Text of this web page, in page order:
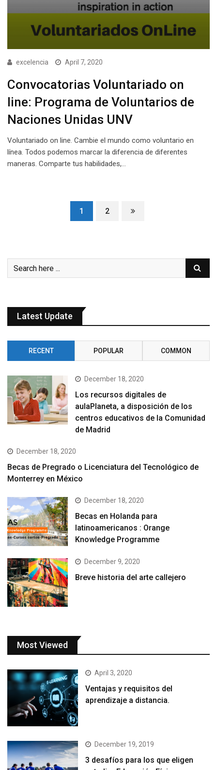
excelencia April 7, 2020
Convocatorias Voluntariado on
line: Programa de Voluntarios de
Naciones Unidas UNV
Voluntariado on line. Cambie el mundo como voluntario en
línea. Todos podemos marcar la diferencia de diferentes
maneras. Comparte tus habilidades,…
1 2
Latest Update
RECENT POPULAR COMMON
December 18, 2020
Los recursos digitales de
aulaPlaneta, a disposición de los
centros educativos de la Comunidad
de Madrid
December 18, 2020
Becas de Pregrado o Licenciatura del Tecnológico de
Monterrey en México
December 18, 2020
Becas en Holanda para
latinoamericanos : Orange
Knowledge Programme
December 9, 2020
Breve historia del arte callejero
Most Viewed
April 3, 2020
Ventajas y requisitos del
aprendizaje a distancia.
December 19, 2019
3 desafíos para los que eligen